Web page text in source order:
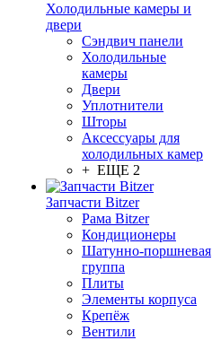
Холодильные камеры и
двери
Сэндвич панели
Холодильные
камеры
Двери
Уплотнители
Шторы
Аксессуары для
холодильных камер
+ ЕЩЕ 2
Запчасти Bitzer
Рама Bitzer
Кондиционеры
Шатунно-поршневая
группа
Плиты
Элементы корпуса
Крепёж
Вентили